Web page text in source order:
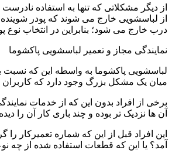
از دیگر مشکلاتی که تنها به استفاده
از لباسشویی خارج می شوند که پودر
درب خارج می شود؛ بنابراین در انتخاب
نمایندگی مجاز و تعمیر لباسشویی پاکشوما
لباسشویی پاکشوما به واسطه این که نسبت
میان یک مشکل بزرگ وجود دارد که کاربران
برخی از افراد بدون این که از خدمات
آن ها نزدیک تر بوده و چند باری کار آن را
این افراد قبل از این که شماره تعمیرکار
آمد؟ یا این که قطعات استفاده شده از